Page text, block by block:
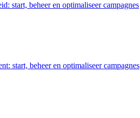
start, beheer en optimaliseer campagnes
start, beheer en optimaliseer campagnes